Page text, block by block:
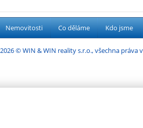
Nemovitosti Co děláme Kdo jsme
2026 © WIN & WIN reality s.r.o., všechna práva